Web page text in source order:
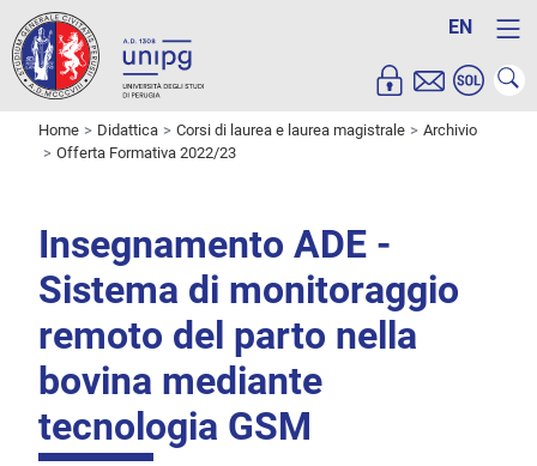
EN
Home Didattica Corsi di laurea e laurea magistrale
Archivio
Offerta Formativa 2022/23
Insegnamento ADE -
Sistema di monitoraggio
remoto del parto nella
bovina mediante
tecnologia GSM